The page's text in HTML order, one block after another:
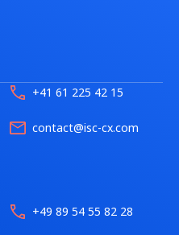
+41 61 225 42 15
contact@isc-cx.com
+49 89 54 55 82 28